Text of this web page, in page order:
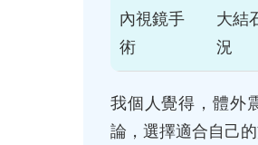
內視鏡手
術
大結
況
我個人覺得，體外
論，選擇適合自己的